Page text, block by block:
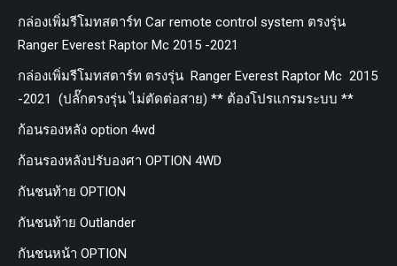
กล่องเพิ่มรีโมทสตาร์ท Car remote control system ตรงรุ่น
Ranger Everest Raptor Mc 2015 -2021
กล่องเพิ่มรีโมทสตาร์ท ตรงรุ่น Ranger Everest Raptor Mc 2015
-2021 (ปลั๊กตรงรุ่น ไม่ตัดต่อสาย) ** ต้องโปรแกรมระบบ **
ก้อนรองหลัง option 4wd
ก้อนรองหลังปรับองศา OPTION 4WD
กันชนท้าย OPTION
กันชนท้าย Outlander
กันชนหน้า OPTION